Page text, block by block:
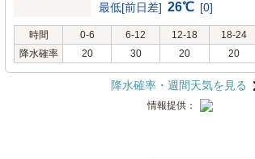
最低[前日差] 26℃ [0]
時間 0-6 6-12 12-18
18-24
降水確率
20 30 20 20
降水確率・週間天気を見る
情報提供：